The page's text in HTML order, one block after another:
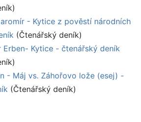
- Kytice z pověstí národních
(Čtenářský deník)
Erben- Kytice - čtenářský deník
- Máj vs. Záhořovo lože (esej) -
(Čtenářský deník)